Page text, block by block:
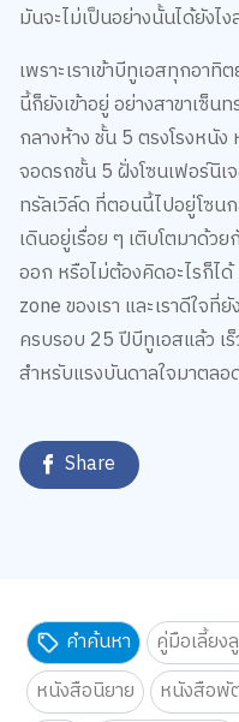
มันจะไม่เป็นอย่างนั้นได้ยังไง
เพราะเราเข้าบีทูเอสทุกอา
นี้ก็ยังเข้าอยู่ อย่างสาขาเซ็น
กลางห้าง ชั้น 5 ตรงโรงหนั
จอดรถชั้น 5 ฝั่งโซนเฟอร์นิเ
ทรัลเวิล์ด ที่ตอนนี้ไปอยู่โซน
เดินอยู่เรื่อย ๆ เติบโตมาด้ว
ออก หรือไม่ต้องคิดอะไรก็ไ
zone ของเรา และเราดีใจ
ครบรอบ 25 ปีบีทูเอสแล้ว เ
สำหรับแรงบันดาลใจมาตล
Share
คำค้นหา คู่มือเลี้ยง
หนังสือนิยาย
หนังสือพั